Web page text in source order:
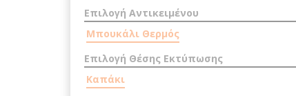
Επιλογή Αντικειμένου
Μπουκάλι Θερμός
Επιλογή Θέσης Εκτύπωσης
Καπάκι